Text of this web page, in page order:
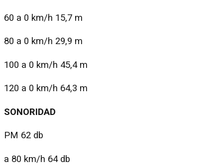
60 a 0 km/h 15,7 m
80 a 0 km/h 29,9 m
100 a 0 km/h 45,4 m
120 a 0 km/h 64,3 m
SONORIDAD
PM 62 db
a 80 km/h 64 db